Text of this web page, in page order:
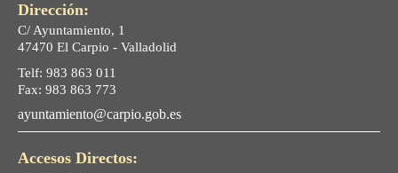
Dirección:
C/ Ayuntamiento, 1
47470 El Carpio - Valladolid
Telf: 983 863 011
Fax: 983 863 773
ayuntamiento@carpio.gob.es
Accesos Directos: